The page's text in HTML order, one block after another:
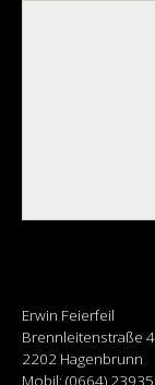
Erwin Feierfeil
Brennleitenstraße
2202 Hagenbrunn
Mobil: (0664)